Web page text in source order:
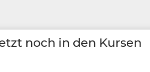
noch in den Kursen